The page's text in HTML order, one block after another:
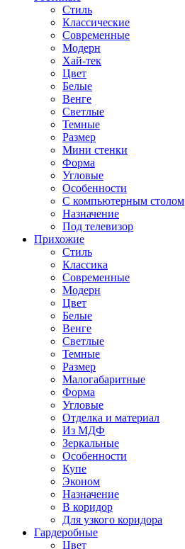
Стиль
Классические
Современные
Модерн
Хай-тек
Цвет
Белые
Венге
Светлые
Темные
Размер
Мини стенки
Форма
Угловые
Особенности
С компьютерным столом
Назначение
Под телевизор
Прихожие
Стиль
Классика
Современные
Модерн
Цвет
Белые
Венге
Светлые
Темные
Размер
Малогабаритные
Форма
Угловые
Отделка и материал
Из МДФ
Зеркальные
Особенности
Купе
Эконом
Назначение
В коридор
Для узкого коридора
Гардеробные
Цвет